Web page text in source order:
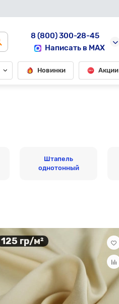
8 (800) 300-28-45
Написать в MAX
Новинки Акции
Штапель
однотонный
125 гр/м²